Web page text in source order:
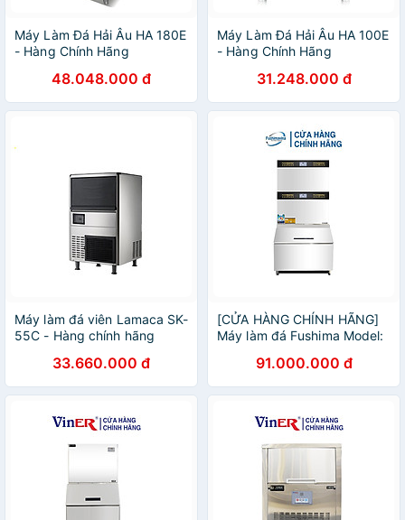
Máy Làm Đá Hải Âu HA 180E
- Hàng Chính Hãng
48.048.000 đ
Máy Làm Đá Hải Âu HA 100E
- Hàng Chính Hãng
31.248.000 đ
Máy làm đá viên Lamaca SK-
55C - Hàng chính hãng
33.660.000 đ
[CỬA HÀNG CHÍNH HÃNG]
Máy làm đá Fushima Model:
91.000.000 đ